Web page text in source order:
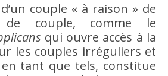
couple « à raison » de
couple, comme le
qui ouvre accès à la
les couples irréguliers et
tant que tels, constitue